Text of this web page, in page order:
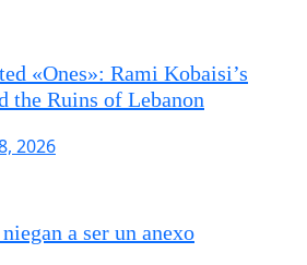
«Ones»: Rami Kobaisi’s
Ruins of Lebanon
2026
a ser un anexo